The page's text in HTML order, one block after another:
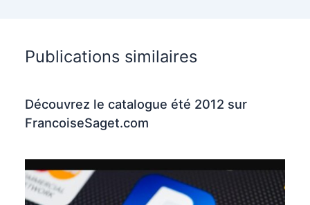
Publications similaires
Découvrez le catalogue été 2012 sur
FrancoiseSaget.com